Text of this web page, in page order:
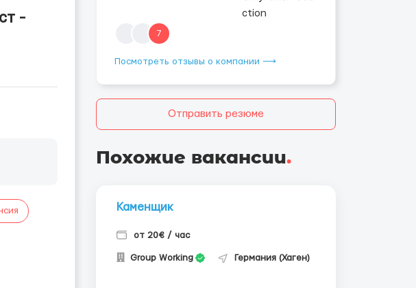
-
7
Посмотреть отзывы о компании ⟶
Отправить резюме
Похожие вакансии.
Каменщик
от 20€ / час
Group Working Германия (Хаген)